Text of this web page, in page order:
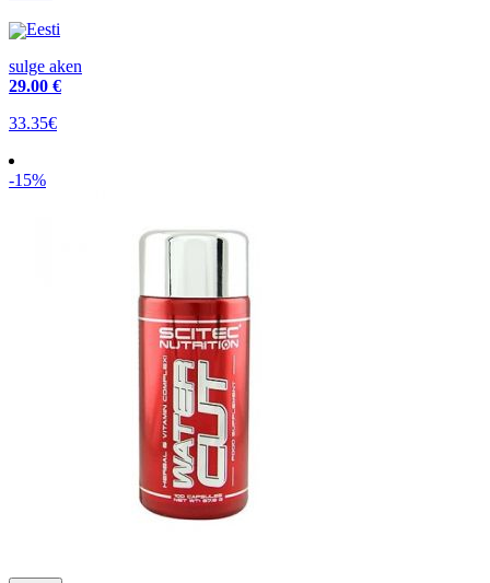
Eesti
sulge aken
29.00 €
33.35€
-15%